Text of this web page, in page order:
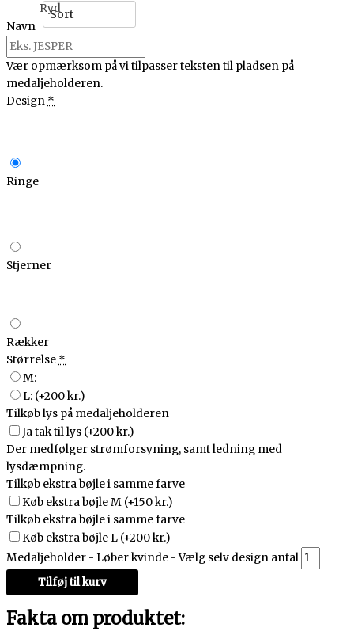
Sort
Ryd
Navn
Vær opmærksom på vi tilpasser teksten til pladsen på
medaljeholderen.
Design *
Ringe
Stjerner
Rækker
Størrelse *
M:
L: (+200 kr.)
Tilkøb lys på medaljeholderen
Ja tak til lys (+200 kr.)
Der medfølger strømforsyning, samt ledning med
lysdæmpning.
Tilkøb ekstra bøjle i samme farve
Køb ekstra bøjle M (+150 kr.)
Tilkøb ekstra bøjle i samme farve
Køb ekstra bøjle L (+200 kr.)
Medaljeholder - Løber kvinde - Vælg selv design antal
Tilføj til kurv
Fakta om produktet: